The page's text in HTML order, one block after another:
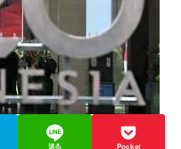
送る Pocket